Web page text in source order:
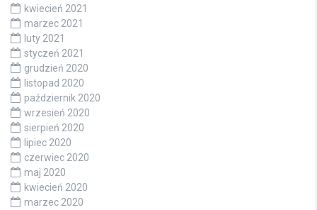
kwiecień 2021
marzec 2021
luty 2021
styczeń 2021
grudzień 2020
listopad 2020
październik 2020
wrzesień 2020
sierpień 2020
lipiec 2020
czerwiec 2020
maj 2020
kwiecień 2020
marzec 2020